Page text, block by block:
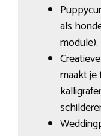
als
module).
maakt je